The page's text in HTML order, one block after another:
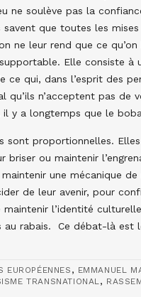
ne soulève pas la
savent que toutes les
ne leur rend que ce
Elle consiste à
ce qui, dans l’esprit des
qu’ils n’acceptent pas de
il y a longtemps que le
sont proportionnelles.
briser ou maintenir
une mécanique
de leur avenir, pour
l’identité
au rabais. Ce débat-là est
EUROPÉENNES , EMMANUEL
TRANSNATIONAL ,